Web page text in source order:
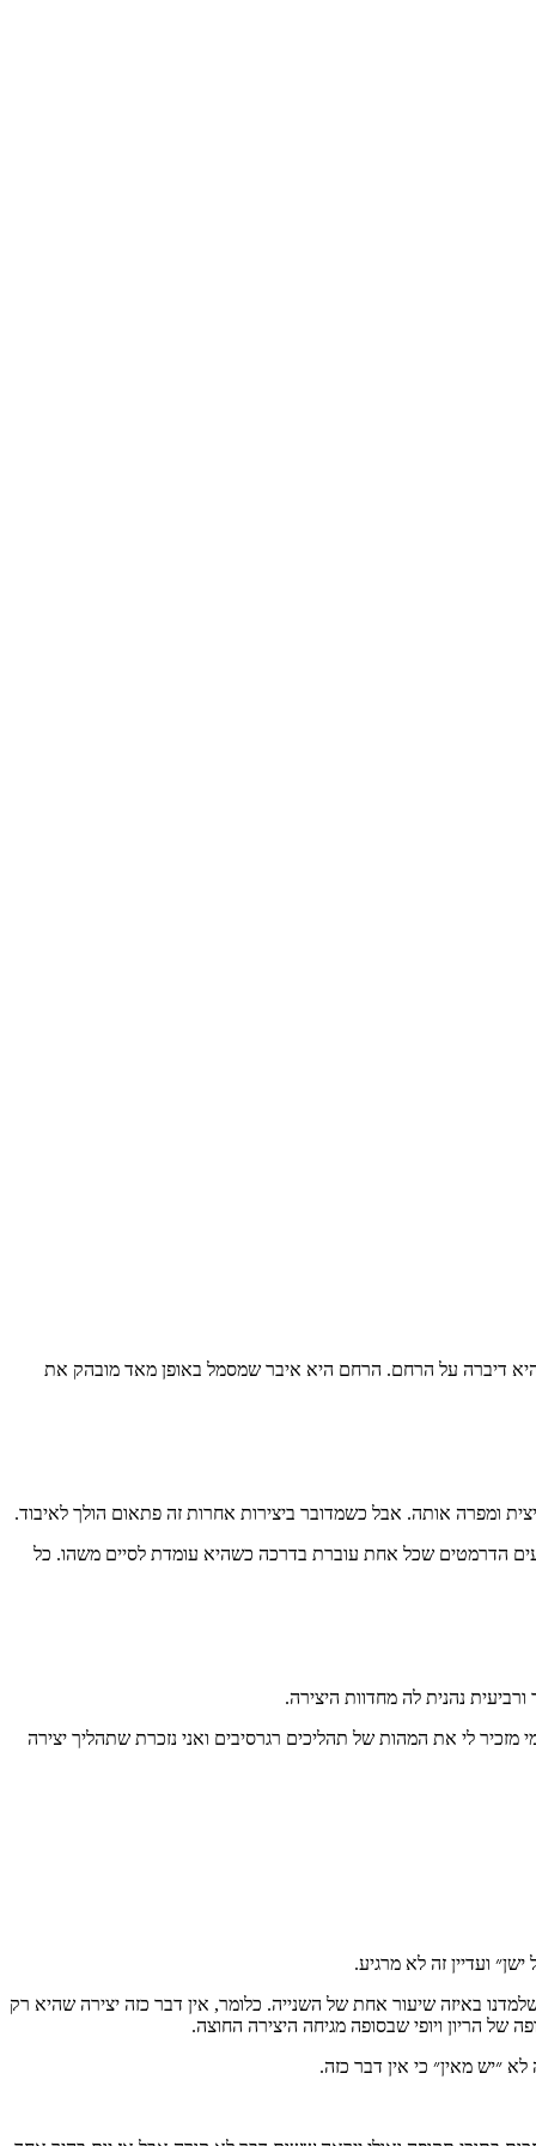
דיברה על הרחם. הרחם היא איבר שמסמל באופן מאד מובהק את
ומפרה אותה. אבל כשמדובר ביצירות אחרות זה פתאום הולך לאיבוד.
הדרמטים שכל אחת עוברת בדרכה כשהיא עומדת לסיים משהו. כל
נהנית לה מחדוות היצירה.
לי את המהות של תהליכים רגרסיבים ואני נזכרת שתהליך יצירה
ועדיין זה לא מרגיע.
באיזה שיעור אחת של השנייה. כלומר, אין דבר כזה יצירה שהיא רק
הריון ויופי שבסופה מגיחה היצירה החוצה.
״יש מאין״ כי אין דבר כזה.